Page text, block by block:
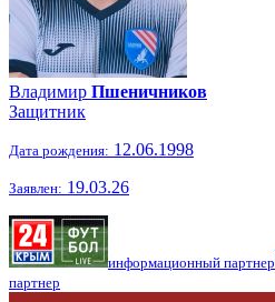
Владимир Пшеничников
Защитник
Дата рождения: 12.06.1998
Заявлен: 19.03.26
информационный партнер
партнер